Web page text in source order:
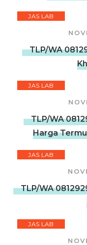
JAS LAB
TLP/WA
JAS LAB
TLP/WA
Harga
JAS LAB
TLP/WA
JAS LAB